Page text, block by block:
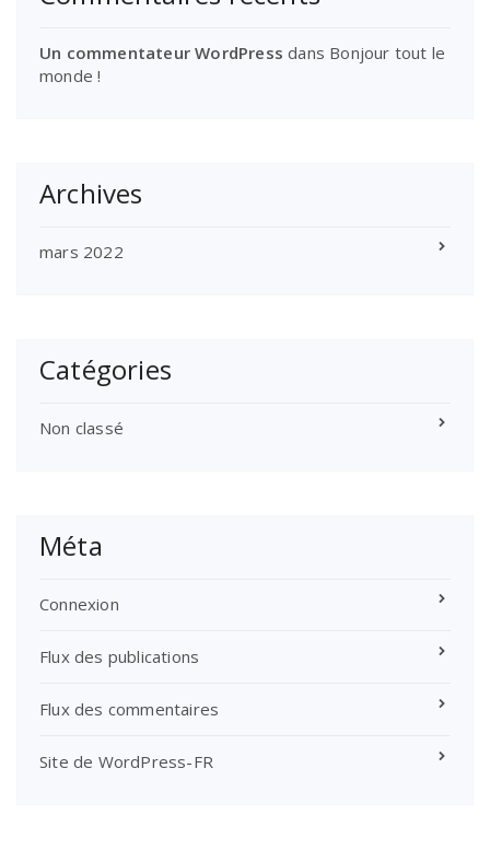
Un commentateur WordPress dans Bonjour tout le
monde !
Archives
mars 2022
Catégories
Non classé
Méta
Connexion
Flux des publications
Flux des commentaires
Site de WordPress-FR